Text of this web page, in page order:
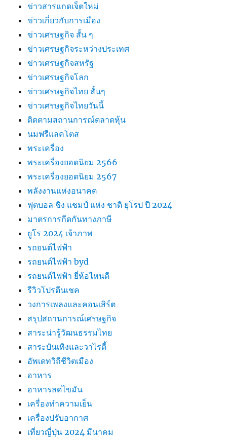
ข่าวสารแกดเจ็ตใหม่
ข่าวเกี่ยวกับการเมือง
ข่าวเศรษฐกิจ สั้น ๆ
ข่าวเศรษฐกิจระหว่างประเทศ
ข่าวเศรษฐกิจสหรัฐ
ข่าวเศรษฐกิจโลก
ข่าวเศรษฐกิจไทย สั้นๆ
ข่าวเศรษฐกิจไทยวันนี้
ติดตามสถานการณ์ตลาดหุ้น
นมฟรีแลคโตส
พระเครื่อง
พระเครื่องยอดนิยม 2566
พระเครื่องยอดนิยม 2567
พลังงานแห่งอนาคต
ฟุตบอล ชิง แชมป์ แห่ง ชาติ ยุโรป ปี 2024
มาตรการกีดกันทางภาษี
ยูโร 2024 เจ้าภาพ
รถยนต์ไฟฟ้า
รถยนต์ไฟฟ้า byd
รถยนต์ไฟฟ้า ยี่ห้อไหนดี
รีวิวโปรตีนเชค
วงการเพลงและคอนเสิร์ต
สรุปสถานการณ์เศรษฐกิจ
สาระน่ารู้วัฒนธรรมไทย
สาระบันเทิงและวาไรตี้
อัพเดทวิถีชีวิตเมือง
อาหาร
อาหารลดไขมัน
เครื่องทำความเย็น
เครื่องปรับอากาศ
เที่ยวญี่ปุ่น 2024 มีนาคม